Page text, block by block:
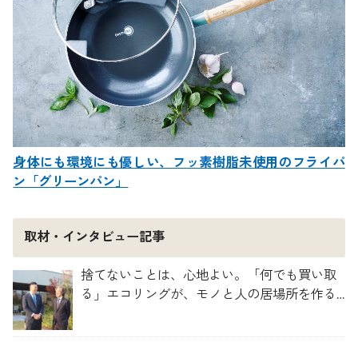
身体にも環境にも優しい、フッ素樹脂未使用のフライパ
ン「グリーンパン」
取材・インタビュー記事
捨てないことは、心地よい。「何でも買い取
る」エコリングが、モノと人の居場所を作る